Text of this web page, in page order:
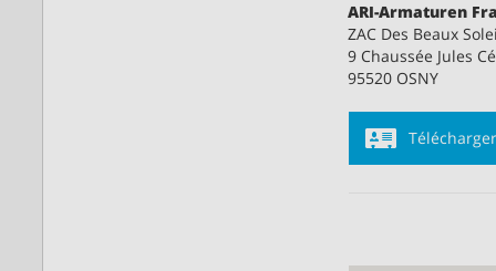
ARI-Armaturen
ZAC Des Beaux
9 Chaussée Jules
95520 OSNY